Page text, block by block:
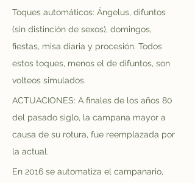
Toques automáticos: Ángelus, difuntos
(sin distinción de sexos), domingos,
fiestas, misa diaria y procesión. Todos
estos toques, menos el de difuntos, son
volteos simulados.
ACTUACIONES: A finales de los años 80
del pasado siglo, la campana mayor a
causa de su rotura, fue reemplazada por
la actual.
En 2016 se automatiza el campanario,